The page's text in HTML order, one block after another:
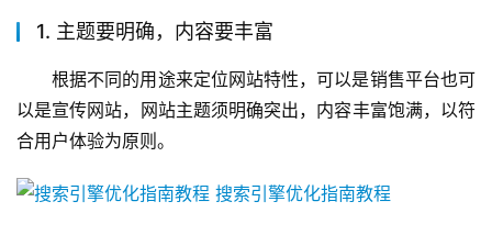
1. 主题要明确，内容要丰富
根据不同的用途来定位网站特性，可以是销售平台也可
以是宣传网站，网站主题须明确突出，内容丰富饱满，以符
合用户体验为原则。